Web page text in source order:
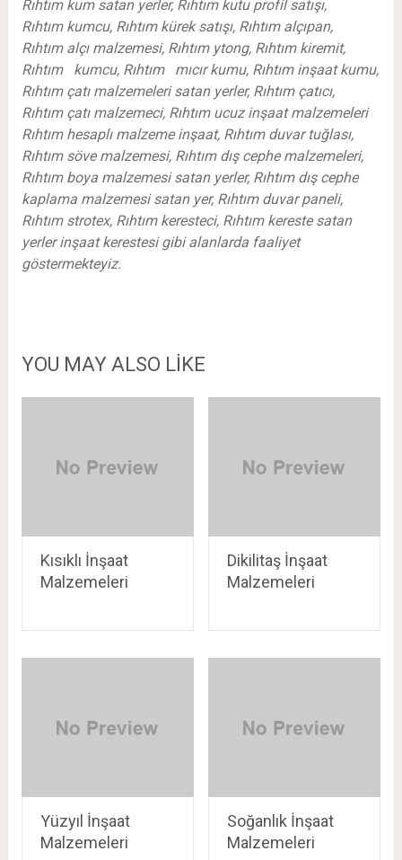
Rıhtım kum satan yerler, Rıhtım kutu profil satışı,
Rıhtım kumcu, Rıhtım kürek satışı, Rıhtım alçıpan,
Rıhtım alçı malzemesi, Rıhtım ytong, Rıhtım kiremit,
Rıhtım kumcu, Rıhtım mıcır kumu, Rıhtım inşaat kumu,
Rıhtım çatı malzemeleri satan yerler, Rıhtım çatıcı,
Rıhtım çatı malzemeci, Rıhtım ucuz inşaat malzemeleri
Rıhtım hesaplı malzeme inşaat, Rıhtım duvar tuğlası,
Rıhtım söve malzemesi, Rıhtım dış cephe malzemeleri,
Rıhtım boya malzemesi satan yerler, Rıhtım dış cephe
kaplama malzemesi satan yer, Rıhtım duvar paneli,
Rıhtım strotex, Rıhtım keresteci, Rıhtım kereste satan
yerler inşaat kerestesi gibi alanlarda faaliyet
göstermekteyiz.
YOU MAY ALSO LIKE
Kısıklı İnşaat
Malzemeleri
Dikilitaş İnşaat
Malzemeleri
Yüzyıl İnşaat
Malzemeleri
Soğanlık İnşaat
Malzemeleri